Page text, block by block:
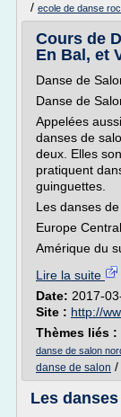
/ ecole de danse
Cours de
En Bal, et
Danse de
Danse de
Appelées
danses de
deux. Elles
pratiquent
guinguettes.
Les danses
Europe
Amérique du
Lire la suite
Date: 2017-
Site : http://
Thèmes liés :
danse de salon
danse de salon /
Les